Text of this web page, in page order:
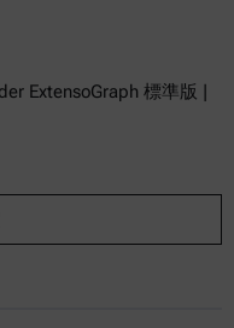
ExtensoGraph 標準版 |